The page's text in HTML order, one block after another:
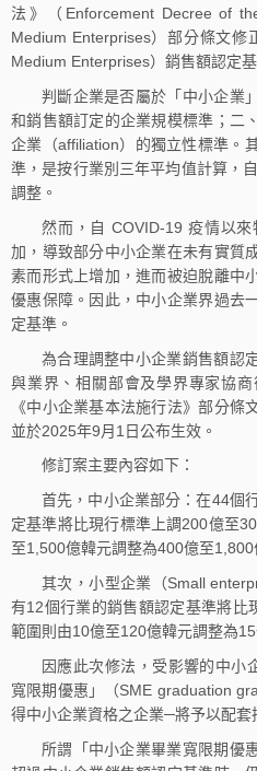
法》（Enforcement Decree of
Medium Enterprises）部分條文修
Medium Enterprises）銷售額認定
判斷企業是否屬於「中小企業
和銷售額訂定的企業規模標準；二
企業（affiliation）的獨立性標準。
準，是按行業別三年平均值計算，
調整。
然而，自 COVID-19 疫情以
加，導致部分中小企業在未有實質
素而形式上增加，進而被迫脫離中
優惠保障。因此，中小企業界過去
定基準。
為合理調整中小企業銷售額認
與業界、相關部會及學界專家協
《中小企業基本法施行法》部分條
並於2025年9月1日公布生效。
修訂案主要內容如下：
首先，中小企業部分：在44個
定基準將比現行標準上調200億至
至1,500億韓元調整為400億至1,800
其次，小型企業（Small
有12個行業的銷售額認定基準將比
範圍則由10億至120億韓元調整為
因應此次修法，受影響的中小
寬限期優惠」（SME graduation
得中小企業資格之企業─將予以配套
所謂「中小企業畢業寬限期優